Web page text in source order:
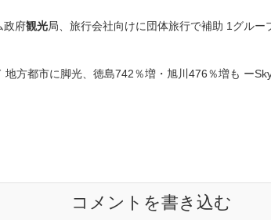
政府観光局、旅行会社向けに団体旅行で補助 1グル
方都市に脚光、徳島742％増・旭川476％増も ー
コメントを書き込む